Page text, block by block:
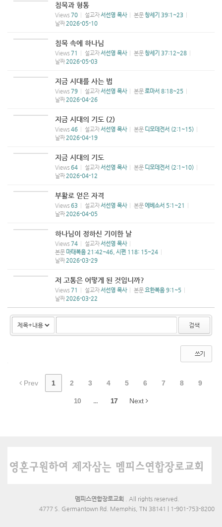
침묵과 형통
Views 70 설교자서선영 목사 본문 창세기 39:1~23
날짜 2026-05-10
침묵 속에 하나님
Views 71 설교자서선영 목사 본문 창세기 37:12~28
날짜 2026-05-03
지금 시대를 사는 법
Views 79 설교자서선영 목사 본문로마서 8:18~25
날짜 2026-04-26
지금 시대의 기도 (2)
Views 46 설교자서선영 목사 본문 디모데전서 (2:1~15)
날짜 2026-04-19
지금 시대의 기도
Views 64 설교자서선영 목사 본문 디모데전서 (2:1~10)
날짜 2026-04-12
부활로 얻은 자격
Views 63 설교자서선영 목사 본문에베소서 5:1~21
날짜 2026-04-05
하나님이 정하신 기이한 날
Views 74 설교자서선영 목사
본문 마태복음 21:42~46, 시편 118: 15~24
날짜 2026-03-29
저 고통은 어떻게 된 것입니까?
Views 71 설교자서선영 목사 본문요한복음 9:1~5
날짜 2026-03-22
검색
쓰기
Prev 1 2 3 4 5 6 7 8 9
10 ... 17 Next
멤피스연합장로교회 . All rights reserved.
4777 S. Germantown Rd. Memphis, TN 38141 | 1-901-753-8200